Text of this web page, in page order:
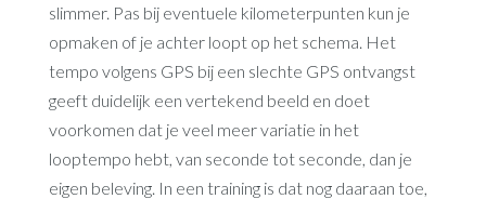
slimmer. Pas bij eventuele kilometerpunten kun je
opmaken of je achter loopt op het schema. Het
tempo volgens GPS bij een slechte GPS ontvangst
geeft duidelijk een vertekend beeld en doet
voorkomen dat je veel meer variatie in het
looptempo hebt, van seconde tot seconde, dan je
eigen beleving. In een training is dat nog daaraan toe,